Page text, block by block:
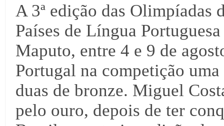
A 3ª edição das Olimpíadas
Países de Língua
Maputo, entre 4 e 9 de
Portugal na competição
duas de bronze. Miguel
pelo ouro, depois de ter